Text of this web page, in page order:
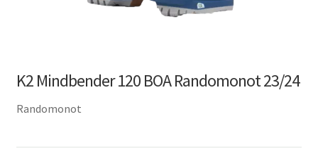
K2 Mindbender 120 BOA Randomonot 23/24
Randomonot